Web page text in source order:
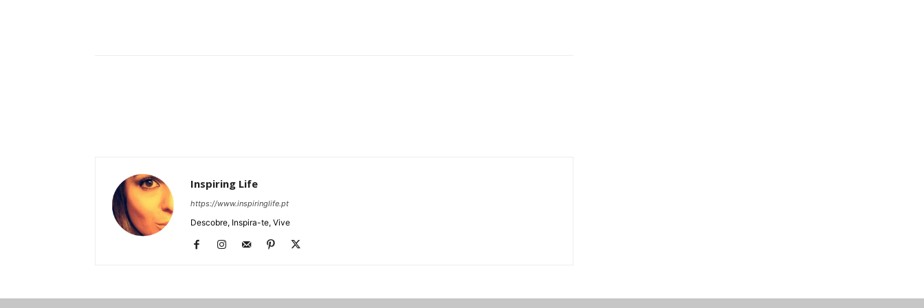
Inspiring Life
https://www.inspiringlife.pt
Descobre, Inspira-te, Vive